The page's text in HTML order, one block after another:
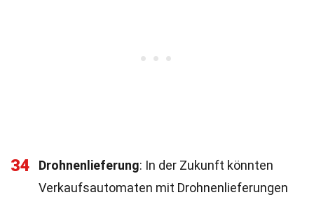
34 Drohnenlieferung: In der Zukunft könnten
Verkaufsautomaten mit Drohnenlieferungen